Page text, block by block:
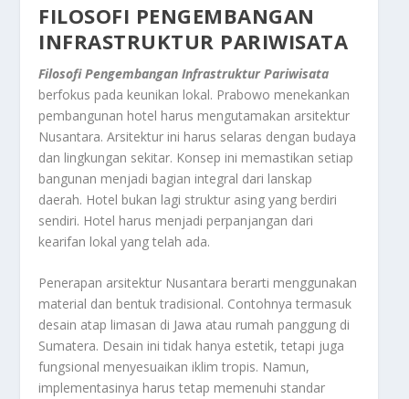
FILOSOFI PENGEMBANGAN
INFRASTRUKTUR PARIWISATA
Filosofi Pengembangan Infrastruktur Pariwisata
berfokus pada keunikan lokal. Prabowo menekankan
pembangunan hotel harus mengutamakan arsitektur
Nusantara. Arsitektur ini harus selaras dengan budaya
dan lingkungan sekitar. Konsep ini memastikan setiap
bangunan menjadi bagian integral dari lanskap
daerah. Hotel bukan lagi struktur asing yang berdiri
sendiri. Hotel harus menjadi perpanjangan dari
kearifan lokal yang telah ada.
Penerapan arsitektur Nusantara berarti menggunakan
material dan bentuk tradisional. Contohnya termasuk
desain atap limasan di Jawa atau rumah panggung di
Sumatera. Desain ini tidak hanya estetik, tetapi juga
fungsional menyesuaikan iklim tropis. Namun,
implementasinya harus tetap memenuhi standar